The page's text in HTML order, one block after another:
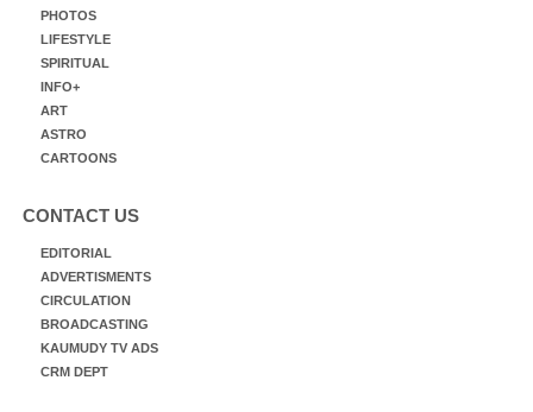
PHOTOS
LIFESTYLE
SPIRITUAL
INFO+
ART
ASTRO
CARTOONS
CONTACT US
EDITORIAL
ADVERTISMENTS
CIRCULATION
BROADCASTING
KAUMUDY TV ADS
CRM DEPT